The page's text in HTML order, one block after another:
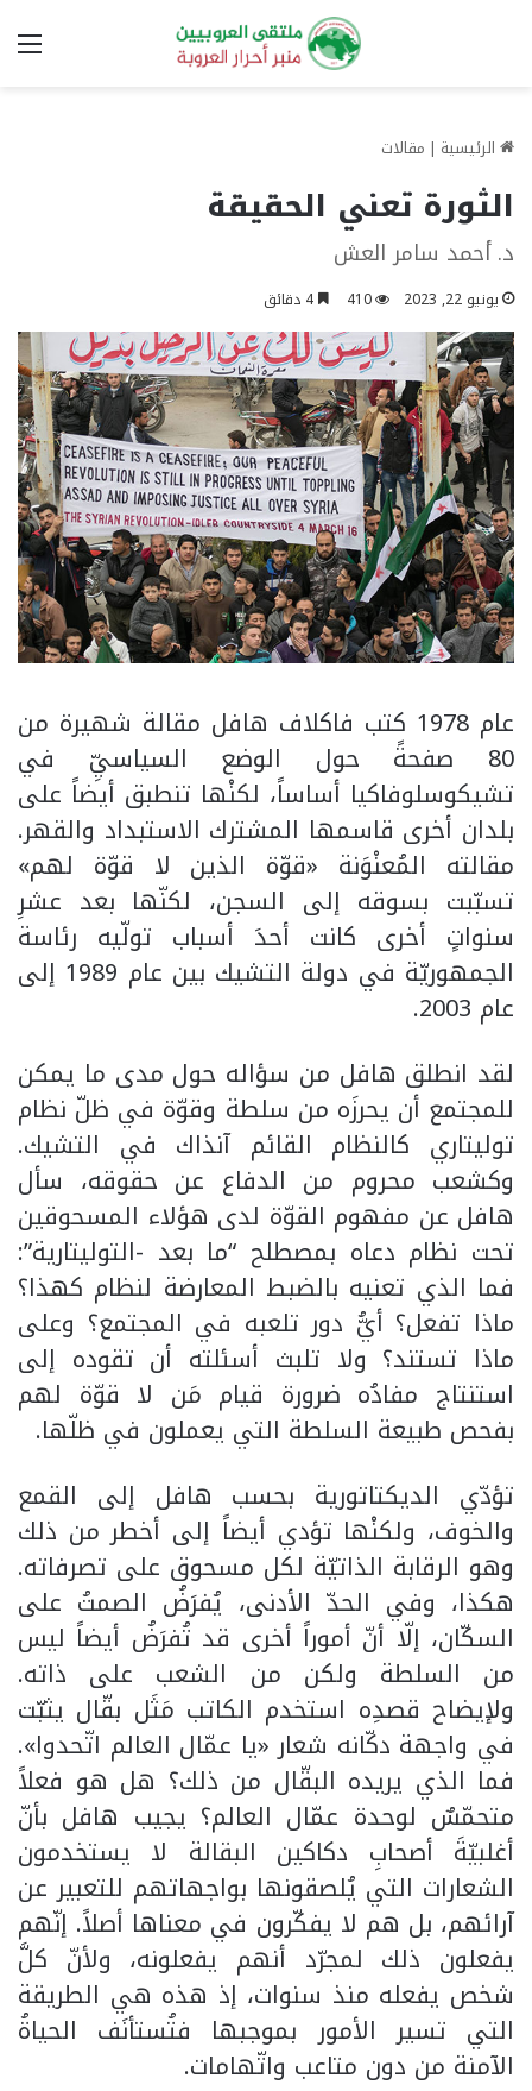
الرئيسية | مقالات
الثورة تعني الحقيقة
د. أحمد سامر العش
يونيو 22, 2023 410
عام 1978 كتب فاكلاف هافل مقالة شهيرة من
80 صفحةً حول الوضع السياسيِّ في
تشيكوسلوفاكيا أساساً، لكنْها تنطبق أيضاً على
بلدان أخرى قاسمها المشترك الاستبداد والقهر.
مقالته المُعنْوَنة «قوّة الذين لا قوّة لهم»
تسبّبت بسوقه إلى السجن، لكنّها بعد عشرِ
سنواتٍ أخرى كانت أحدَ أسباب تولّيه رئاسة
الجمهوريّة في دولة التشيك بين عام 1989 إلى
عام 2003.
لقد انطلق هافل من سؤاله حول مدى ما يمكن
للمجتمع أن يحرزَه من سلطة وقوّة في ظلّ نظام
توليتاري كالنظام القائم آنذاك في التشيك.
وكشعب محروم من الدفاع عن حقوقه، سأل
هافل عن مفهوم القوّة لدى هؤلاء المسحوقين
تحت نظام دعاه بمصطلح “ما بعد -التوليتارية”:
فما الذي تعنيه بالضبط المعارضة لنظام كهذا؟
ماذا تفعل؟ أيُّ دور تلعبه في المجتمع؟ وعلى
ماذا تستند؟ ولا تلبث أسئلته أن تقوده إلى
استنتاج مفادُه ضرورة قيام مَن لا قوّة لهم
بفحص طبيعة السلطة التي يعملون في ظلّها.
تؤدّي الديكتاتورية بحسب هافل إلى القمع
والخوف، ولكنْها تؤدي أيضاً إلى أخطر من ذلك
وهو الرقابة الذاتيّة لكل مسحوق على تصرفاته.
هكذا، وفي الحدّ الأدنى، يُفرَضُ الصمتُ على
السكّان، إلّا أنّ أموراً أخرى قد تُفرَضُ أيضاً ليس
من السلطة ولكن من الشعب على ذاته.
ولإيضاح قصدِه استخدم الكاتب مَثَل بقّال يثبّت
في واجهة دكّانه شعار «يا عمّال العالم اتّحدوا».
فما الذي يريده البقّال من ذلك؟ هل هو فعلاً
متحمّسٌ لوحدة عمّال العالم؟ يجيب هافل بأنّ
أغلبيّةَ أصحابِ دكاكين البقالة لا يستخدمون
الشعارات التي يُلصقونها بواجهاتهم للتعبير عن
آرائهم، بل هم لا يفكّرون في معناها أصلاً. إنّهم
يفعلون ذلك لمجرّد أنهم يفعلونه، ولأنّ كلَّ
شخص يفعله منذ سنوات، إذ هذه هي الطريقة
التي تسير الأمور بموجبها فتُستأنَف الحياةُ
الآمنة من دون متاعب واتّهامات.